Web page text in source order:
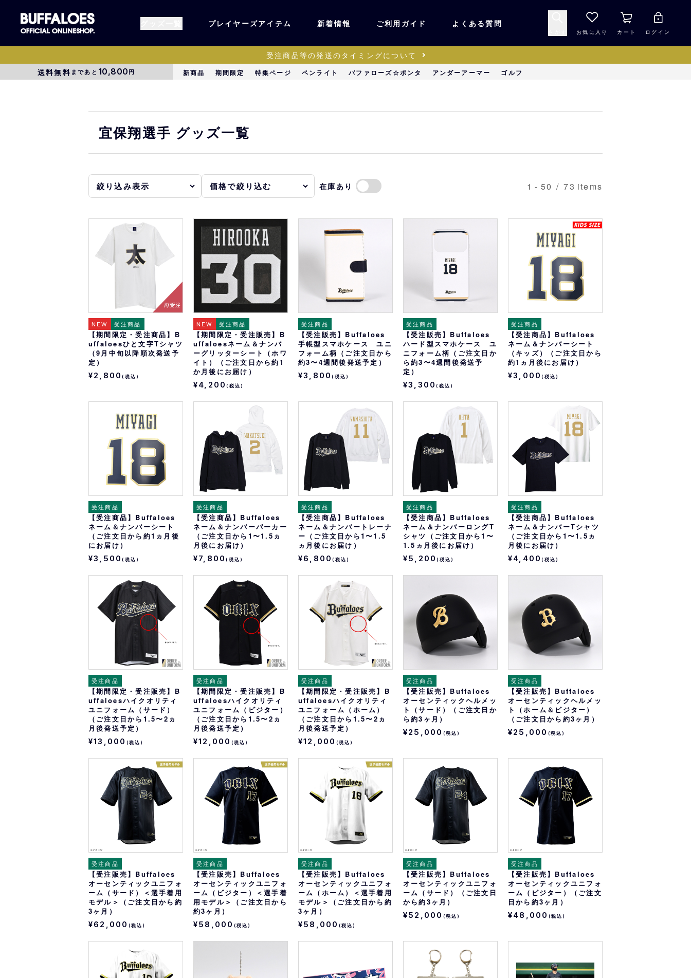
すべてのグッズ オーセンティック
ユニフォーム・ワッ
キャップ・ヘルメッ
タオル各種 アパレル キッズ・ベビー バッグ
マスコット・バファ
コラボグッズ キッチン・食品 スマホ用品
EC限定販売 キーホルダー 1000円未満
1000円以上3000円
オリ達におすすめ オリ姫におすすめ オリっこにおすすめ SPECIAL PRICE
プレイヤーズアイテム 新着情報 ご利用ガイド よくある質問
お気に入り カート ログイン
受注商品等の発送のタイミングについて
送料無料まであと 10,800円 新商品 期間限定 特集ページ ペンライト バファローズ☆ポンタ アンダーアーマー ゴルフ
宜保翔選手 グッズ一覧
在庫あり 1 - 50 / 73 items
NEW 受注商品
【期間限定・受注商品】B
uffaloesひと文字Tシャツ
（9月中旬以降順次発送予
定）
¥2,800(税込)
NEW 受注商品
【期間限定・受注販売】B
uffaloesネーム＆ナンバ
ーグリッターシート（ホワ
イト）（ご注文日から約1
か月後にお届け）
¥4,200(税込)
受注商品
【受注販売】Buffaloes
手帳型スマホケース ユニ
フォーム柄（ご注文日から
約3〜4週間後発送予定）
¥3,800(税込)
受注商品
【受注販売】Buffaloes
ハード型スマホケース ユ
ニフォーム柄（ご注文日か
ら約3〜4週間後発送予
定）
¥3,300(税込)
受注商品
【受注商品】Buffaloes
ネーム＆ナンバーシート
（キッズ）（ご注文日から
約1ヵ月後にお届け）
¥3,000(税込)
受注商品
【受注商品】Buffaloes
ネーム＆ナンバーシート
（ご注文日から約1ヵ月後
にお届け）
¥3,500(税込)
受注商品
【受注商品】Buffaloes
ネーム＆ナンバーパーカー
（ご注文日から1〜1.5ヵ
月後にお届け）
¥7,800(税込)
受注商品
【受注商品】Buffaloes
ネーム＆ナンバートレーナ
ー（ご注文日から1〜1.5
ヵ月後にお届け）
¥6,800(税込)
受注商品
【受注商品】Buffaloes
ネーム＆ナンバーロングT
シャツ（ご注文日から1〜
1.5ヵ月後にお届け）
¥5,200(税込)
受注商品
【受注商品】Buffaloes
ネーム＆ナンバーTシャツ
（ご注文日から1〜1.5ヵ
月後にお届け）
¥4,400(税込)
受注商品
【期間限定・受注販売】B
uffaloesハイクオリティ
ユニフォーム（サード）
（ご注文日から1.5〜2ヵ
月後発送予定）
¥13,000 (税込)
受注商品
【期間限定・受注販売】B
uffaloesハイクオリティ
ユニフォーム（ビジター）
（ご注文日から1.5〜2ヵ
月後発送予定）
¥12,000 (税込)
受注商品
【期間限定・受注販売】B
uffaloesハイクオリティ
ユニフォーム（ホーム）
（ご注文日から1.5〜2ヵ
月後発送予定）
¥12,000 (税込)
受注商品
【受注販売】Buffaloes
オーセンティックヘルメッ
ト（サード）（ご注文日か
ら約3ヶ月）
¥25,000 (税込)
受注商品
【受注販売】Buffaloes
オーセンティックヘルメッ
ト（ホーム＆ビジター）
（ご注文日から約3ヶ月）
¥25,000 (税込)
受注商品
【受注販売】Buffaloes
オーセンティックユニフォ
ーム（サード）＜選手着用
モデル＞（ご注文日から約
3ヶ月）
¥62,000 (税込)
受注商品
【受注販売】Buffaloes
オーセンティックユニフォ
ーム（ビジター）＜選手着
用モデル＞（ご注文日から
約3ヶ月）
¥58,000 (税込)
受注商品
【受注販売】Buffaloes
オーセンティックユニフォ
ーム（ホーム）＜選手着用
モデル＞（ご注文日から約
3ヶ月）
¥58,000 (税込)
受注商品
【受注販売】Buffaloes
オーセンティックユニフォ
ーム（サード）（ご注文日
から約3ヶ月）
¥52,000 (税込)
受注商品
【受注販売】Buffaloes
オーセンティックユニフォ
ーム（ビジター）（ご注文
日から約3ヶ月）
¥48,000 (税込)